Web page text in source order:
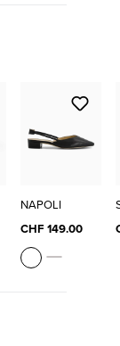
NAPOLI
CHF 149.00